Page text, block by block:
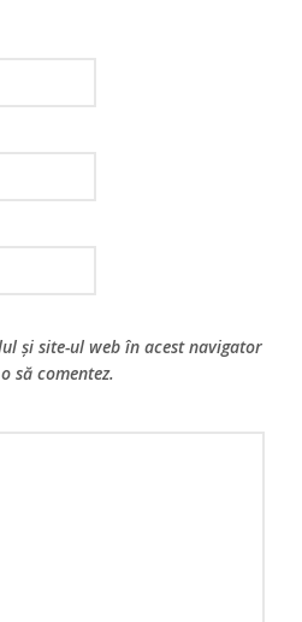
și site-ul web în acest navigator
să comentez.